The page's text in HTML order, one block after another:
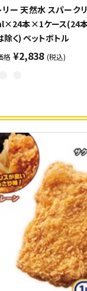
リー 天然水 スパーク
本×1ケース(24本
除く) ペットボトル
格 ¥2,838 (税込)